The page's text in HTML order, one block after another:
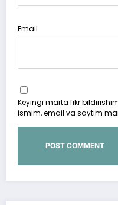
Email
Keyingi marta fikr
ismim, email va saytim